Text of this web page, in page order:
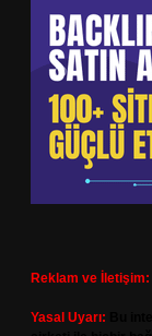
Reklam ve İletişim:
Yasal Uyarı: